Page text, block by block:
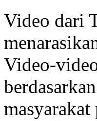
Video dari
Video-